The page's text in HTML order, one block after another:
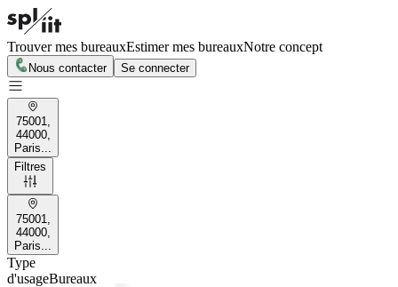
Trouver mes bureauxEstimer mes bureauxNotre concept
Nous contacter Se connecter
75001,
44000,
Paris...
Filtres
75001,
44000,
Paris...
Type
d'usageBureaux